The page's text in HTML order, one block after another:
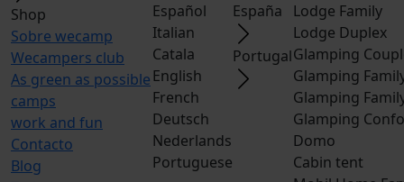
Shop
Sobre wecamp
Wecampers club
As green as possible
camps
work and fun
Contacto
Blog
Español
Italian
Catala
English
French
Deutsch
Nederlands
Portuguese
España
Portugal
Lodge Family
Lodge Duplex
Glamping
Glamping
Glamping
Glamping
Domo
Cabin tent